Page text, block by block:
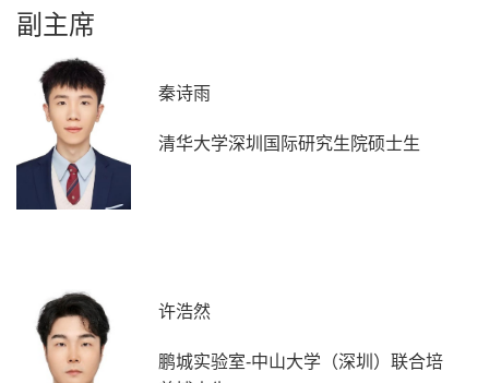
副主席
秦诗雨
清华大学深圳国际研究生院硕士生
许浩然
鹏城实验室-中山大学（深圳）联合培